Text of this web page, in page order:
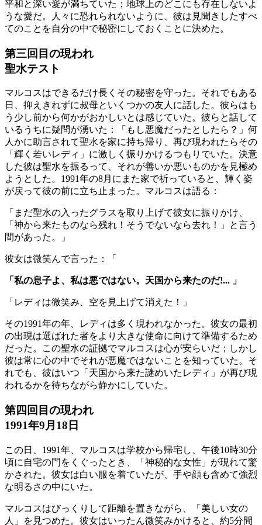
平和と深い愛が満ちていた；地球上のどこにも存在しないよ
うな愛だ。人々に恐れられないように、彼は見聞きしたすべ
てのことを自分の中で秘密にしておくことに決めた。
第三回目の現われ
聖水テスト
マルコスはできるだけ長くその秘密を守った。それでもある
日、抑えきれずに叔母といくつかの友人に話した。彼らはも
う少し前から何かがおかしいとは感じていた。彼らと話して
いるうちに疑問が湧いた：「もし悪魔だったとしたら？」何
人かに助言されて聖水を家に持ち帰り、再び現われたらその
「輝く若いレディ」に激しく振りかけるつもりでいた。決意
した彼は聖水を振るって、それが善いか悪いものかを見極め
ようとした。1991年の8月にまた家で祈っていると、輝く姿
が戻って彼の前に立ち止まった。マルコスは語る：
「まだ聖水の入ったグラスを取り上げて彼女に振りかけ、
「神から来たものなら残れ！そうでないなら去れ！」と言う
間があった。」
彼女は微笑んで言った：「
「私の息子よ、私は悪ではない。天国から来たのだ!... 」
「レディは微笑み、空を見上げて消えた！」
その1991年の年、レディは多く現われなかった。彼女の最初
の出現は選ばれた者をより大きな使命に向けて準備するため
だった。この聖水の証拠でマルコスは心が安らいだ；しかし
彼は常に心の中でそれが悪魔ではないことを知っていた。そ
れでも、彼はいつ「天国から来た謎めいたレディ」が再び現
われるかを待ちながら静かにしていた。
第四回目の現われ
1991年9月18日
この日、1991年、マルコスは学校から帰宅し、午後10時30分
頃に自宅の門をくぐったとき、「神秘的な女性」が現れて驚
かされた。彼女は白い服を着ていたが、手や顔も含めて強烈
な明るさの中にいた。
マルコスはびっくりして距離を置きながら、「美しい女の
人」を見つめた。彼女はいったん微笑みかけると、約5分間